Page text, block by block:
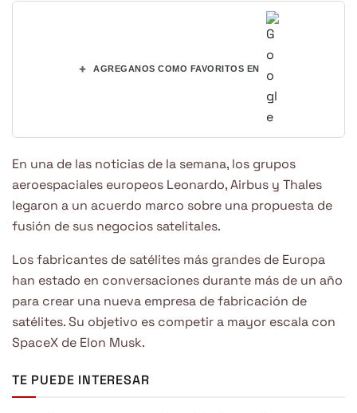
+ AGREGANOS COMO FAVORITOS EN
En una de las noticias de la semana, los grupos
aeroespaciales europeos Leonardo, Airbus y Thales
legaron a un acuerdo marco sobre una propuesta de
fusión de sus negocios satelitales.
Los fabricantes de satélites más grandes de Europa
han estado en conversaciones durante más de un año
para crear una nueva empresa de fabricación de
satélites. Su objetivo es competir a mayor escala con
SpaceX de Elon Musk.
TE PUEDE INTERESAR